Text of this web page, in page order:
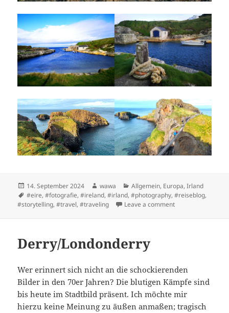
Posted
on
14. September 2024 Author
wawa Categories
Allgemein, Europa,Irland
Tags
#eire,#fotografie,#ireland,#irland,#photography,#reiseblog,
#storytelling,#travel,#traveling Leave a commenton Volles
Derry/Londonderry
Wer erinnert sich nicht an die schockierenden
Bilder in den 70er Jahren? Die blutigen Kämpfe sind
bis heute im Stadtbild präsent. Ich möchte mir
hierzu keine Meinung zu äußen anmaßen; tragisch